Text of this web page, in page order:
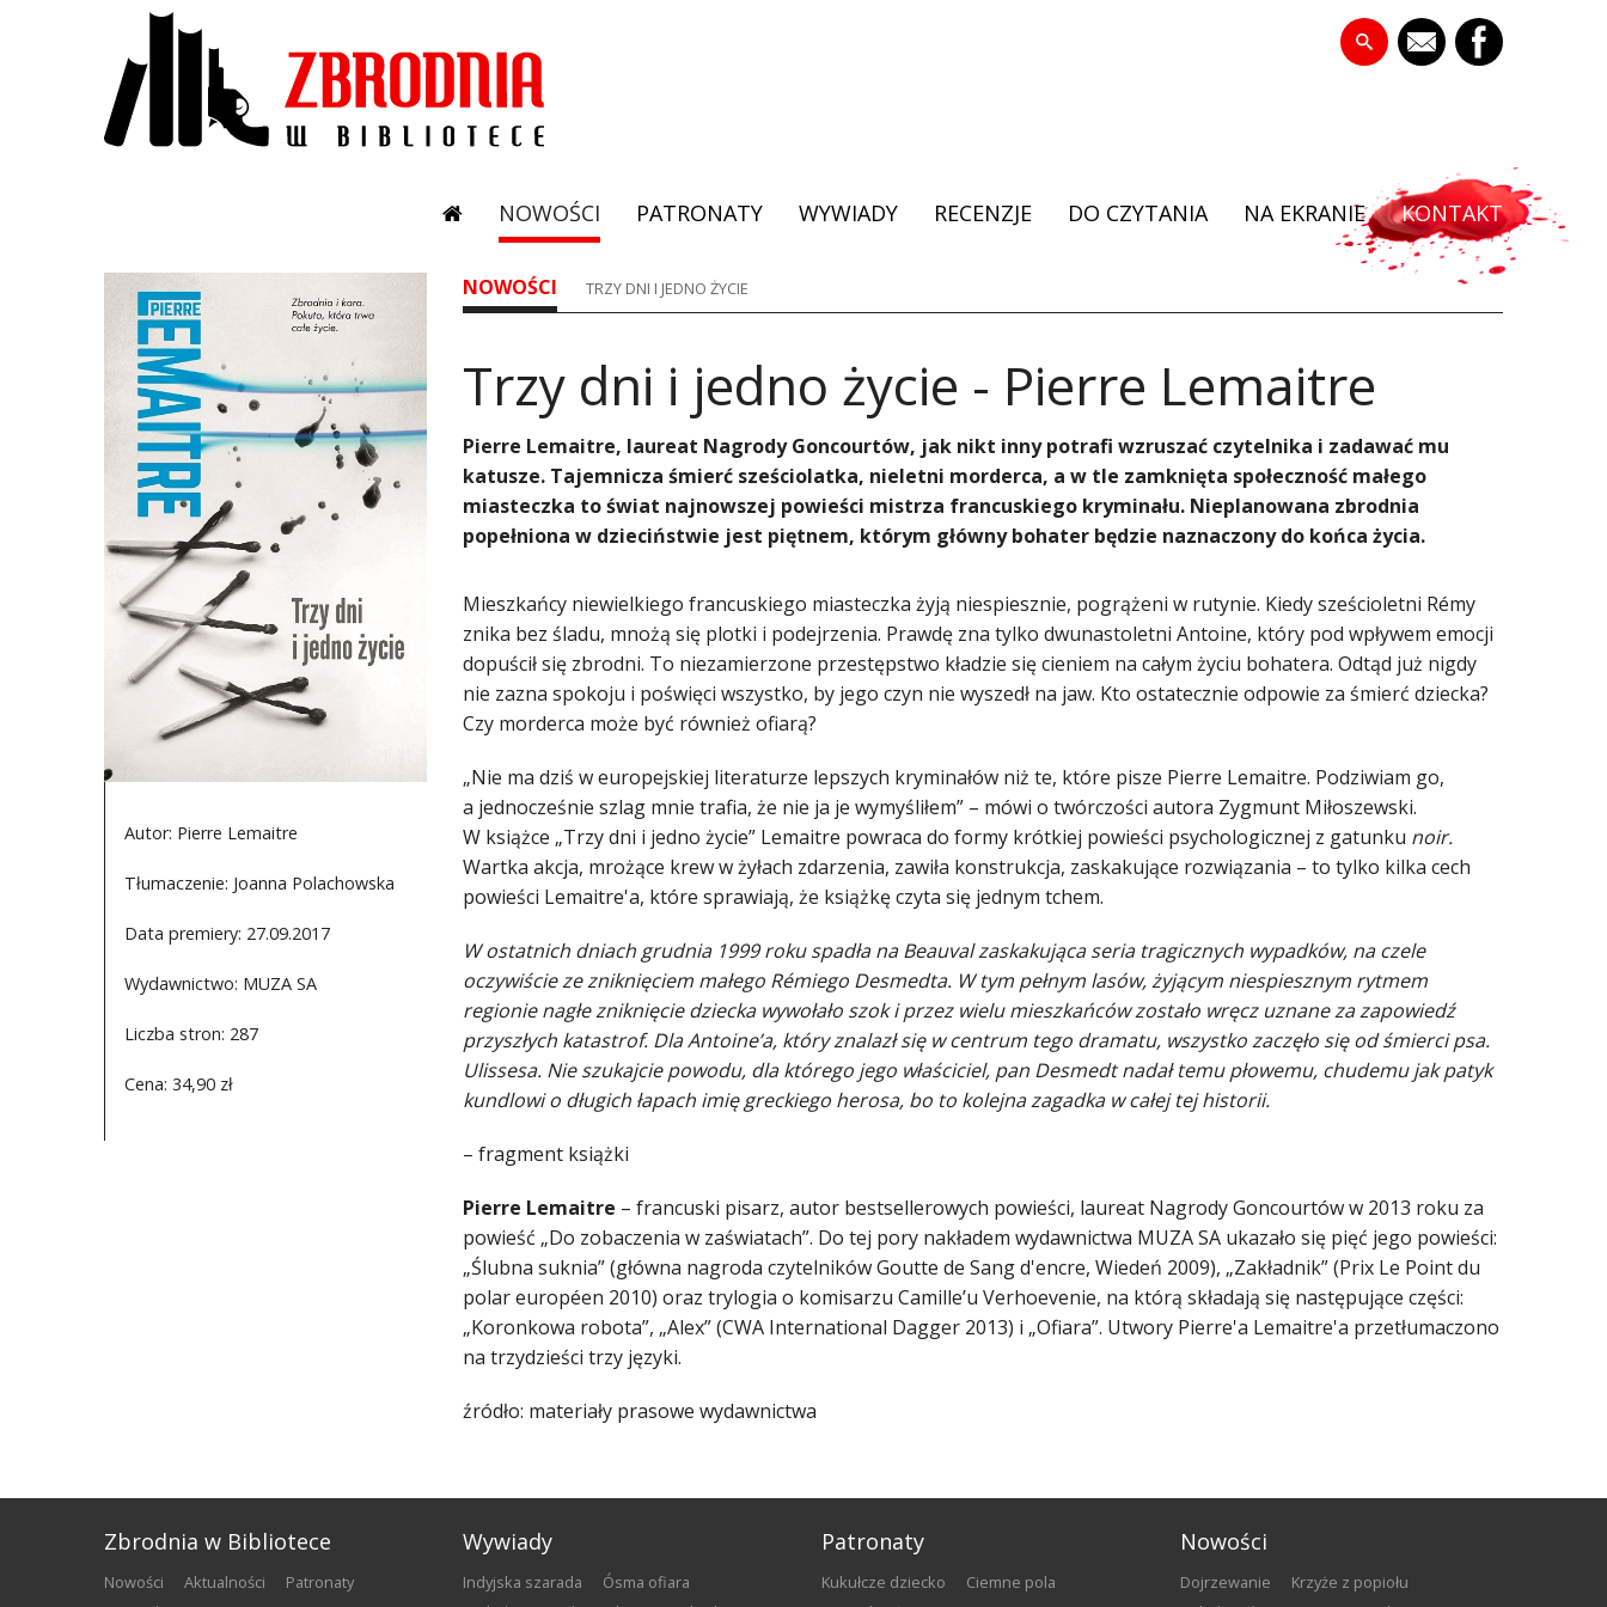
NOWOŚCI PATRONATY WYWIADY RECENZJE DO CZYTANIA NA EKRANIE KONTAKT
Autor: Pierre Lemaitre
Tłumaczenie: Joanna Polachowska
Data premiery: 27.09.2017
Wydawnictwo: MUZA SA
Liczba stron: 287
Cena: 34,90 zł
NOWOŚCI TRZY DNI I JEDNO ŻYCIE
Trzy dni i jedno życie - Pierre Lemaitre
​Pierre Lemaitre, laureat Nagrody Goncourtów, jak nikt inny potrafi wzruszać czytelnika i zadawać mu
katusze. Tajemnicza śmierć sześciolatka, nieletni morderca, a w tle zamknięta społeczność małego
miasteczka to świat najnowszej powieści mistrza francuskiego kryminału. Nieplanowana zbrodnia
popełniona w dzieciństwie jest piętnem, którym główny bohater będzie naznaczony do końca życia.
Mieszkańcy niewielkiego francuskiego miasteczka żyją niespiesznie, pogrążeni w rutynie. Kiedy sześcioletni Rémy
znika bez śladu, mnożą się plotki i podejrzenia. Prawdę zna tylko dwunastoletni Antoine, który pod wpływem emocji
dopuścił się zbrodni. To niezamierzone przestępstwo kładzie się cieniem na całym życiu bohatera. Odtąd już nigdy
nie zazna spokoju i poświęci wszystko, by jego czyn nie wyszedł na jaw. Kto ostatecznie odpowie za śmierć dziecka?
Czy morderca może być również ofiarą?
„Nie ma dziś w europejskiej literaturze lepszych kryminałów niż te, które pisze Pierre Lemaitre. Podziwiam go,
a jednocześnie szlag mnie trafia, że nie ja je wymyśliłem” – mówi o twórczości autora Zygmunt Miłoszewski.
W książce „Trzy dni i jedno życie” Lemaitre powraca do formy krótkiej powieści psychologicznej z gatunku noir.
Wartka akcja, mrożące krew w żyłach zdarzenia, zawiła konstrukcja, zaskakujące rozwiązania – to tylko kilka cech
powieści Lemaitre'a, które sprawiają, że książkę czyta się jednym tchem.
W ostatnich dniach grudnia 1999 roku spadła na Beauval zaskakująca seria tragicznych wypadków, na czele
oczywiście ze zniknięciem małego Rémiego Desmedta. W tym pełnym lasów, żyjącym niespiesznym rytmem
regionie nagłe zniknięcie dziecka wywołało szok i przez wielu mieszkańców zostało wręcz uznane za zapowiedź
przyszłych katastrof. Dla Antoine’a, który znalazł się w centrum tego dramatu, wszystko zaczęło się od śmierci psa.
Ulissesa. Nie szukajcie powodu, dla którego jego właściciel, pan Desmedt nadał temu płowemu, chudemu jak patyk
kundlowi o długich łapach imię greckiego herosa, bo to kolejna zagadka w całej tej historii.
– fragment książki
Pierre Lemaitre – francuski pisarz, autor bestsellerowych powieści, laureat Nagrody Goncourtów w 2013 roku za
powieść „Do zobaczenia w zaświatach”. Do tej pory nakładem wydawnictwa MUZA SA ukazało się pięć jego powieści:
„Ślubna suknia” (główna nagroda czytelników Goutte de Sang d'encre, Wiedeń 2009), „Zakładnik” (Prix Le Point du
polar européen 2010) oraz trylogia o komisarzu Camille’u Verhoevenie, na którą składają się następujące części:
„Koronkowa robota”, „Alex” (CWA International Dagger 2013) i „Ofiara”. Utwory Pierre'a Lemaitre'a przetłumaczono
na trzydzieści trzy języki.
źródło: materiały prasowe wydawnictwa
Zbrodnia w Bibliotece
nowości aktualności
patronaty
Wywiady
Indyjska szarada
Ósma ofiara
Patronaty
Kukułcze dziecko
Ciemne pola
Nowości
Dojrzewanie
Krzyże z popiołu